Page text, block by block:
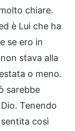
chiare.
è Lui che ha
se ero in
stava alla
o meno.
sarebbe
Tenendo
così